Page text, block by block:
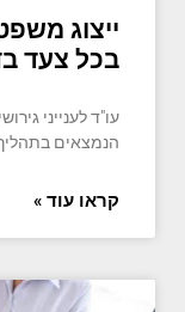
ייצוג
בכל צעד
עו"ד לענייני
הנמצאים
קראו עוד »